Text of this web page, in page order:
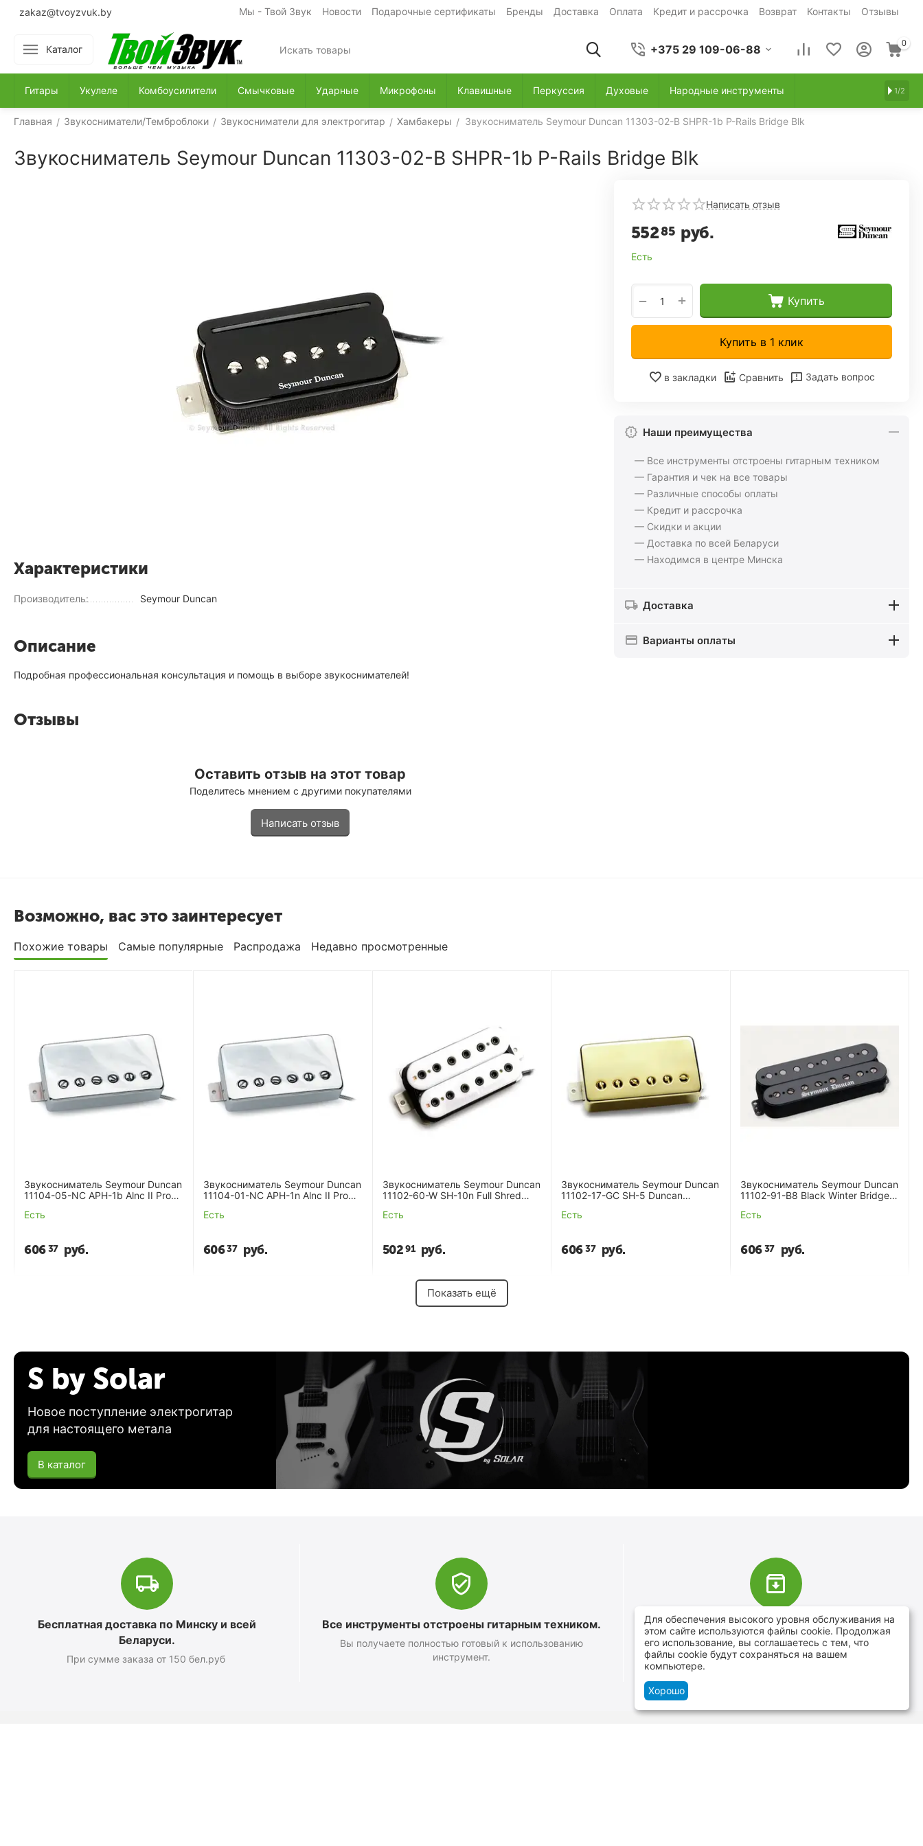
zakaz@tvoyzvuk.by Мы - Твой Звук Новости Подарочные сертификаты Бренды Доставка Оплата Кредит и рассрочка Возврат Контакты Отзывы
Каталог +375 29 109-06-88 0
Гитары Укулеле Комбоусилители Смычковые Ударные Микрофоны Клавишные Перкуссия Духовые Народные инструменты 1/2
Главная / Звукосниматели/Темброблоки / Звукосниматели для электрогитар / Хамбакеры / Звукосниматель Seymour Duncan 11303-02-B SHPR-1b P-Rails Bridge Blk
Звукосниматель Seymour Duncan 11303-02-B SHPR-1b P-Rails Bridge Blk
Написать отзыв
55285 руб.
Есть
+
− Купить
Купить в 1 клик
в закладки Сравнить Задать вопрос
Наши преимущества
— Все инструменты отстроены гитарным техником
— Гарантия и чек на все товары
— Различные способы оплаты
— Кредит и рассрочка
— Скидки и акции
— Доставка по всей Беларуси
— Находимся в центре Минска
Доставка
Варианты оплаты
Характеристики
Производитель: Seymour Duncan
Описание
Подробная профессиональная консультация и помощь в выборе звукоснимателей!
Отзывы
Оставить отзыв на этот товар
Поделитесь мнением с другими покупателями
Написать отзыв
Возможно, вас это заинтересует
Похожие товары Самые популярные Распродажа Недавно просмотренные
Звукосниматель Seymour Duncan
11104-05-NC APH-1b Alnc II Pro
Есть
60637 руб.
Звукосниматель Seymour Duncan
11104-01-NC APH-1n Alnc II Pro
Есть
60637 руб.
Звукосниматель Seymour Duncan
11102-60-W SH-10n Full Shred
Есть
50291 руб.
Звукосниматель Seymour Duncan
11102-17-GC SH-5 Duncan
Есть
60637 руб.
Звукосниматель Seymour Duncan
11102-91-B8 Black Winter Bridge
Есть
60637 руб.
Показать ещё
S by Solar
Новое поступление электрогитар
для настоящего метала
В каталог
Бесплатная доставка по Минску и всей
Беларуси.
При сумме заказа от 150 бел.руб
Все инструменты отстроены гитарным техником.
Вы получаете полностью готовый к использованию
инструмент.
В наличии более 4000 наименований
товаров
От расходников до сценического оборудования
Для обеспечения высокого уровня обслуживания на
этом сайте используются файлы cookie. Продолжая
его использование, вы соглашаетесь с тем, что
файлы cookie будут сохраняться на вашем
компьютере.
Хорошо